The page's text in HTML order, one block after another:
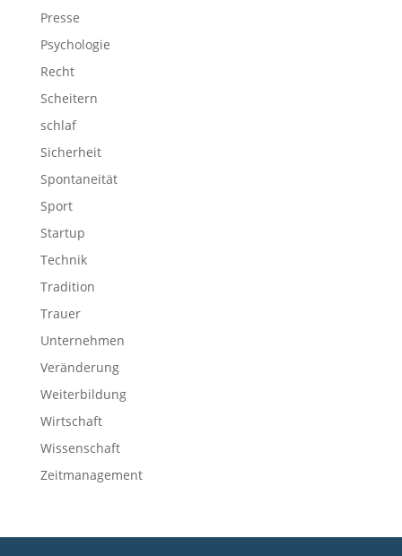
Presse
Psychologie
Recht
Scheitern
schlaf
Sicherheit
Spontaneität
Sport
Startup
Technik
Tradition
Trauer
Unternehmen
Veränderung
Weiterbildung
Wirtschaft
Wissenschaft
Zeitmanagement